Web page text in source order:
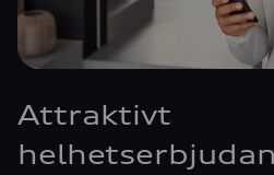
Attraktivt